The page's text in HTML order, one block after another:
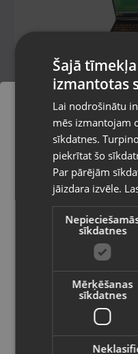
Acer Nitro ANV16-
Jēkabpils, Brīvības iela
Stāvoklis Lietots
850.00€
€ /mēn.
Acer TravelMate
Pasūtījumi
izvēlēto
Vietnes saturs
valodā
Valsts
Latviešu /
Šajā
izmantotas
Lai nodrošinātu
mēs izmantojam
sīkdatnes.
piekrītat šo
Par pārējām
jāizdara izvēle.
sīkdatnes
Mērķēšanas
sīkdatnes